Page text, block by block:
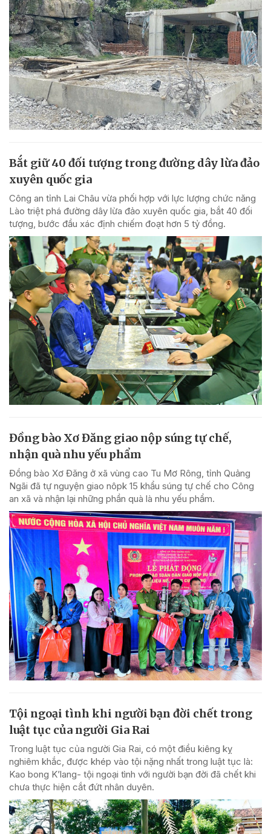
Bắt giữ 40 đối tượng trong đường dây lừa đảo
xuyên quốc gia
Công an tỉnh Lai Châu vừa phối hợp với lực lượng chức năng
Lào triệt phá đường dây lừa đảo xuyên quốc gia, bắt 40 đối
tượng, bước đầu xác định chiếm đoạt hơn 5 tỷ đồng.
Đồng bào Xơ Đăng giao nộp súng tự chế,
nhận quà nhu yếu phẩm
Đồng bào Xơ Đăng ở xã vùng cao Tu Mơ Rông, tỉnh Quảng
Ngãi đã tự nguyện giao nôpk 15 khẩu súng tự chế cho Công
an xã và nhận lại những phần quà là nhu yếu phẩm.
Tội ngoại tình khi người bạn đời chết trong
luật tục của người Gia Rai
Trong luật tục của người Gia Rai, có một điều kiêng kỵ
nghiêm khắc, được khép vào tội nặng nhất trong luật tục là:
Kao bong K’lang- tội ngoại tình với người bạn đời đã chết khi
chưa thực hiện cắt đứt nhân duyên.